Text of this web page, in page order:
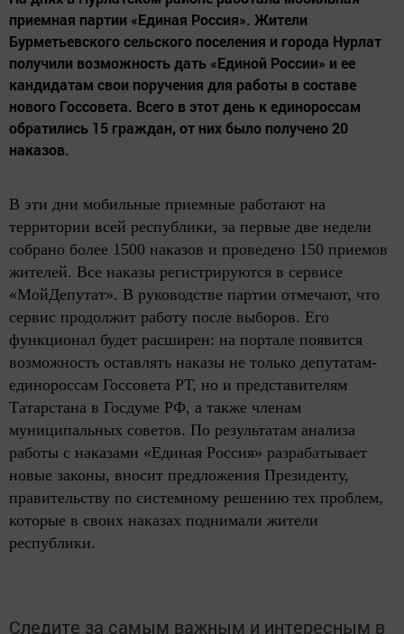
приемная партии «Единая Россия». Жители
Бурметьевского сельского поселения и города Нурлат
получили возможность дать «Единой России» и ее
кандидатам свои поручения для работы в составе
нового Госсовета. Всего в этот день к единороссам
обратились 15 граждан, от них было получено 20
наказов.
В эти дни мобильные приемные работают на
территории всей республики, за первые две недели
собрано более 1500 наказов и проведено 150 приемов
жителей. Все наказы регистрируются в сервисе
«МойДепутат». В руководстве партии отмечают, что
сервис продолжит работу после выборов. Его
функционал будет расширен: на портале появится
возможность оставлять наказы не только депутатам-
единороссам Госсовета РТ, но и представителям
Татарстана в Госдуме РФ, а также членам
муниципальных советов. По результатам анализа
работы с наказами «Единая Россия» разрабатывает
новые законы, вносит предложения Президенту,
правительству по системному решению тех проблем,
которые в своих наказах поднимали жители
республики.
Следите за самым важным и интересным в